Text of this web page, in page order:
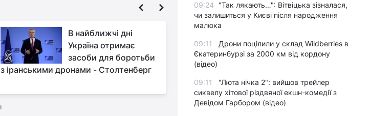
В найближчі дні
Україна отримає
засоби для боротьби
з іранськими дронами - Столтенберг
Держдуми пояснив,
чому Іран погодився
постачати зброю Росії
09:24
"Так лякають…": Вітвіцька зізналася,
чи залишиться у Києві після народження
малюка
09:11
Дрони поцілили у склад Wildberries в
Єкатеринбурзі за 2000 км від кордону
(відео)
09:11
"Люта нічка 2": вийшов трейлер
сиквелу хітової різдвяної екшн-комедії з
Девідом Гарбором (відео)